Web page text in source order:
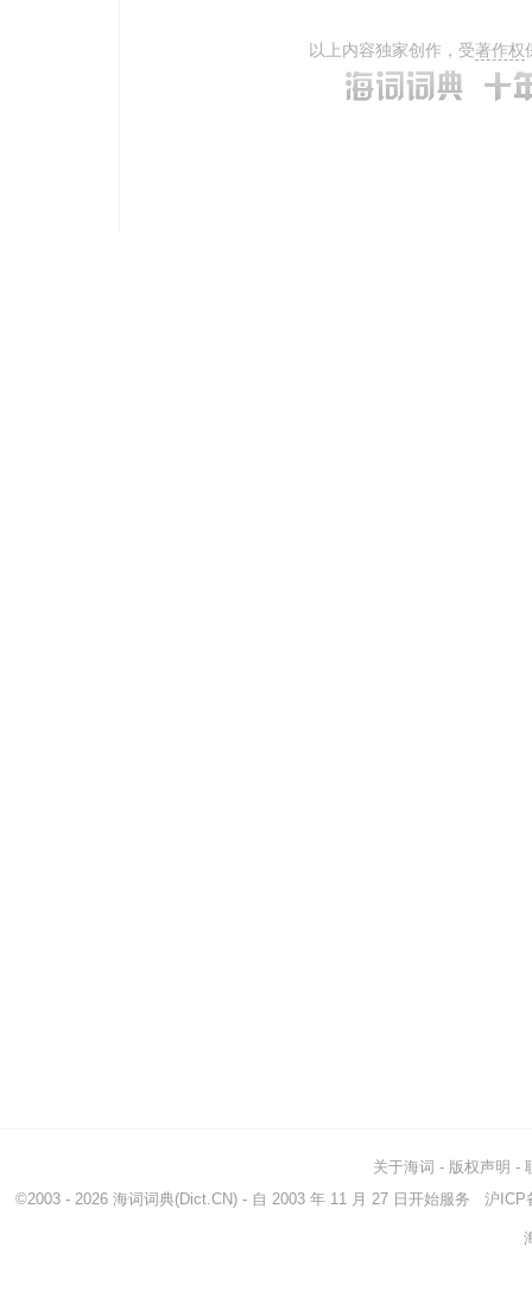
以上内容独家创作，受著作权
关于海词 - 版权声明 -
©2003 - 2026 海词词典(Dict.CN) - 自 2003 年 11 月 27 日开始服务 沪ICP